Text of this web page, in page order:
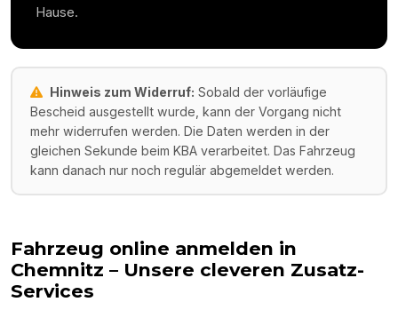
Hause.
Hinweis zum Widerruf: Sobald der vorläufige
Bescheid ausgestellt wurde, kann der Vorgang nicht
mehr widerrufen werden. Die Daten werden in der
gleichen Sekunde beim KBA verarbeitet. Das Fahrzeug
kann danach nur noch regulär abgemeldet werden.
Fahrzeug online anmelden in
Chemnitz – Unsere cleveren Zusatz-
Services